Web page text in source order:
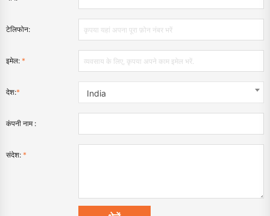
टेलिफोन:
इमेल: *
देश:* India
कंपनी नाम :
संदेश: *